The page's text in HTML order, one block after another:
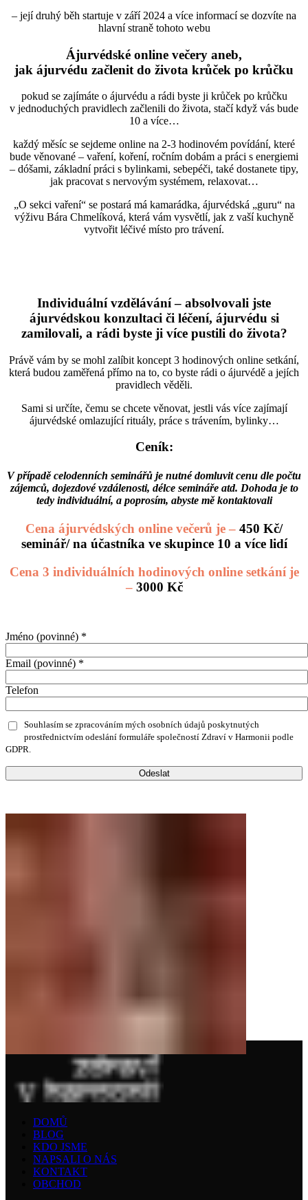
– její druhý běh startuje v září 2024 a více informací se dozvíte na
hlavní straně tohoto webu
Ájurvédské online večery aneb,
jak ájurvédu začlenit do života krůček po krůčku
pokud se zajímáte o ájurvédu a rádi byste ji krůček po krůčku
v jednoduchých pravidlech začlenili do života, stačí když vás bude
10 a více…
každý měsíc se sejdeme online na 2-3 hodinovém povídání, které
bude věnované – vaření, koření, ročním dobám a práci s energiemi
– dóšami, základní práci s bylinkami, sebepéči, také dostanete tipy,
jak pracovat s nervovým systémem, relaxovat…
„O sekci vaření“ se postará má kamarádka, ájurvédská „guru“ na
výživu Bára Chmelíková, která vám vysvětlí, jak z vaší kuchyně
vytvořit léčivé místo pro trávení.
Individuální vzdělávání – absolvovali jste
ájurvédskou konzultaci či léčení, ájurvédu si
zamilovali, a rádi byste ji více pustili do života?
Právě vám by se mohl zalíbit koncept 3 hodinových online setkání,
která budou zaměřená přímo na to, co byste rádi o ájurvédě a jejích
pravidlech věděli.
Sami si určíte, čemu se chcete věnovat, jestli vás více zajímají
ájurvédské omlazující rituály, práce s trávením, bylinky…
Ceník:
V případě celodenních seminářů je nutné domluvit cenu dle počtu
zájemců, dojezdové vzdálenosti, délce semináře atd. Dohoda je to
tedy individuální, a poprosím, abyste mě kontaktovali
Cena ájurvédských online večerů je – 450 Kč/
seminář/ na účastníka ve skupince 10 a více lidí
Cena 3 individuálních hodinových online setkání je
– 3000 Kč
Jméno (povinné) *
Email (povinné) *
Telefon
Souhlasím se zpracováním mých osobních údajů poskytnutých
prostřednictvím odeslání formuláře společností Zdraví v Harmonii podle
GDPR.
DOMŮ
BLOG
KDO JSME
NAPSALI O NÁS
KONTAKT
OBCHOD